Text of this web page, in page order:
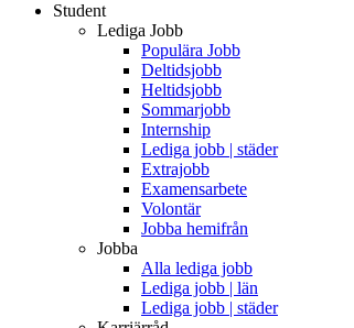
Student
Lediga Jobb
Populära Jobb
Deltidsjobb
Heltidsjobb
Sommarjobb
Internship
Lediga jobb | städer
Extrajobb
Examensarbete
Volontär
Jobba hemifrån
Jobba
Alla lediga jobb
Lediga jobb | län
Lediga jobb | städer